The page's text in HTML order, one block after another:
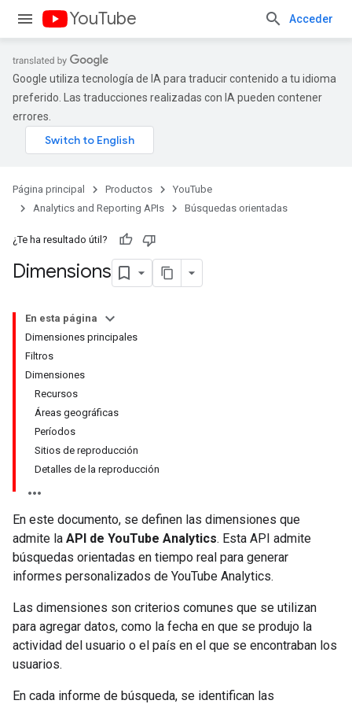
YouTube Acceder
Google utiliza tecnología de IA para traducir contenido a tu idioma
preferido. Las traducciones realizadas con IA pueden contener
errores.
Página principal Productos
YouTube
Analytics and Reporting APIs
Búsquedas orientadas
¿Te ha resultado útil?
Dimensions
En esta página
Dimensiones principales
Filtros
Dimensiones
Recursos
Áreas geográficas
Períodos
Sitios de reproducción
Detalles de la reproducción
En este documento, se definen las dimensiones que
admite la API de YouTube Analytics. Esta API admite
búsquedas orientadas en tiempo real para generar
informes personalizados de YouTube Analytics.
Las dimensiones son criterios comunes que se utilizan
para agregar datos, como la fecha en que se produjo la
actividad del usuario o el país en el que se encontraban los
usuarios.
En cada informe de búsqueda, se identifican las